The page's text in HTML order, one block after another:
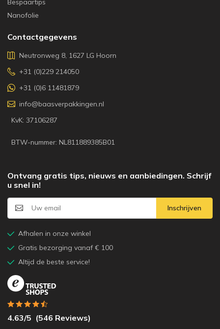
Bespaartips
Nanofolie
Contactgegevens
Neutronweg 8, 1627 LG Hoorn
+31 (0)229 214050
+31 (0)6 11481879
info@baasverpakkingen.nl
KvK: 37106287
BTW-nummer: NL811889385B01
Ontvang gratis tips, nieuws en aanbiedingen. Schrijf
u snel in!
Inschrijven
Afhalen in onze winkel
Gratis bezorging vanaf € 100
Altijd de beste service!
4.63/5 (546 Reviews)